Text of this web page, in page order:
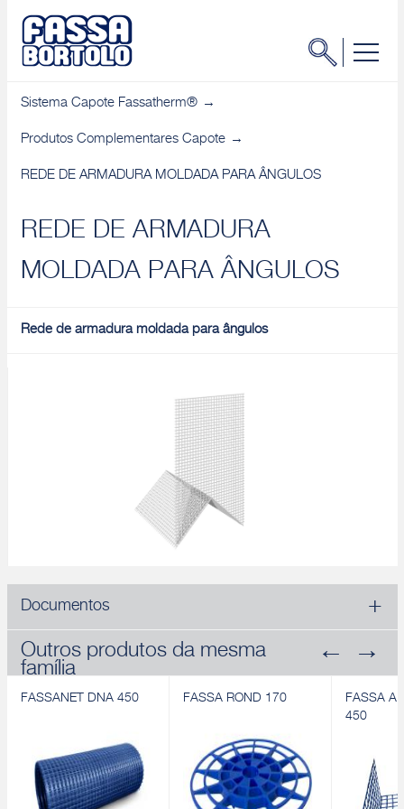
Sistema Capote Fassatherm®
Produtos Complementares Capote
REDE DE ARMADURA MOLDADA PARA ÂNGULOS
REDE DE ARMADURA
MOLDADA PARA ÂNGULOS
Rede de armadura moldada para ângulos
Documentos
Outros produtos da mesma
família
FASSANET DNA 450 FASSA ROND 170
FASSA
450